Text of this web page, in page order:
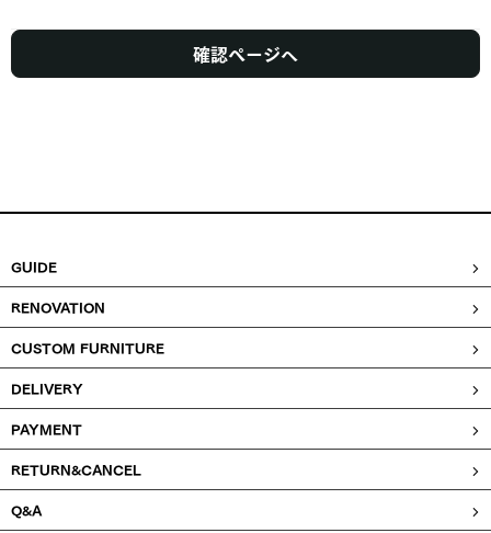
確認ページへ
GUIDE
RENOVATION
CUSTOM FURNITURE
DELIVERY
PAYMENT
RETURN&CANCEL
Q&A